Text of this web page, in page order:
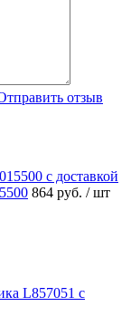
отзыв
864 руб. / шт